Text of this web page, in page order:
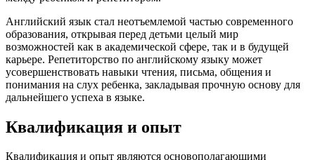
Английский язык стал неотъемлемой частью современного
образования, открывая перед детьми целый мир
возможностей как в академической сфере, так и в будущей
карьере. Репетиторство по английскому языку может
усовершенствовать навыки чтения, письма, общения и
понимания на слух ребенка, закладывая прочную основу для
дальнейшего успеха в языке.
Квалификация и опыт
Квалификация и опыт являются основополагающими